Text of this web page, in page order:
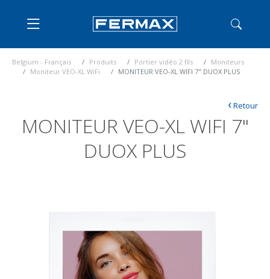
Belgium - Français Produits Portier vidéo 2 fils
Moniteurs
Moniteur VEO-XL WiFi
MONITEUR VEO-XL WIFI 7" DUOX PLUS
MONITEUR VEO-XL WIFI 7"
DUOX PLUS
‹Retour